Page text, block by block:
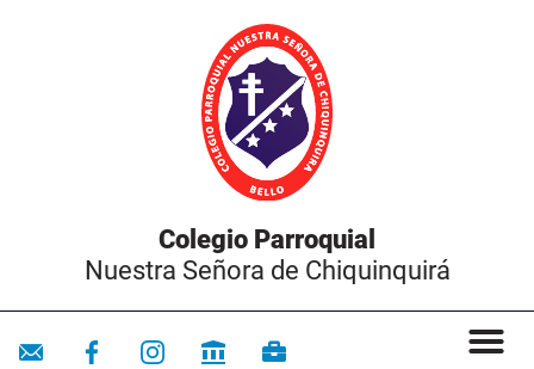
Colegio Parroquial
Nuestra Señora de Chiquinquirá